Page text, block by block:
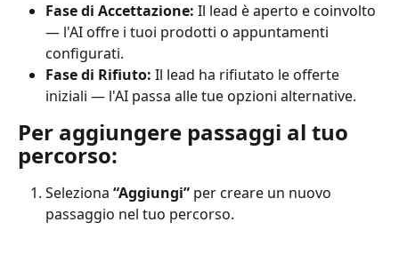
Fase di Accettazione: Il lead è aperto e coinvolto
— l'AI offre i tuoi prodotti o appuntamenti
configurati.
Fase di Rifiuto: Il lead ha rifiutato le offerte
iniziali — l'AI passa alle tue opzioni alternative.
Per aggiungere passaggi al tuo
percorso:
Seleziona “Aggiungi” per creare un nuovo
passaggio nel tuo percorso.